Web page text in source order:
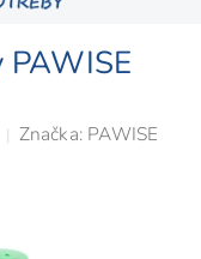
Značka: PAWISE